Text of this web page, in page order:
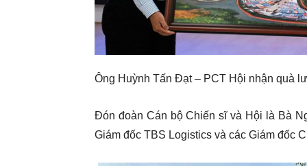
Ông Huỳnh Tấn Đạt – PCT Hội nhận quà
Đón đoàn Cán bộ Chiến sĩ và Hội là Bà
Giám đốc TBS Logistics và các Giám đốc